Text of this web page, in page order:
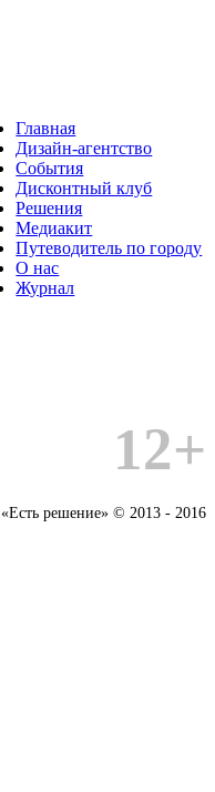
Главная
Дизайн-агентство
События
Дисконтный клуб
Решения
Медиакит
Путеводитель по городу
О нас
Журнал
12+
«Есть решение» © 2013 - 2016